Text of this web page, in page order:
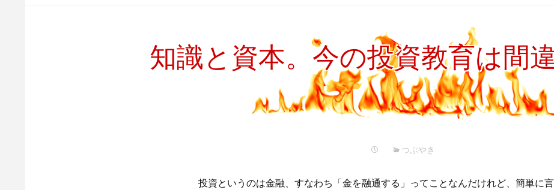
知識と資本。今の投資教育は間
つぶやき
投資というのは金融、すなわち「金を融通する」ってことなんだけれど、簡単に